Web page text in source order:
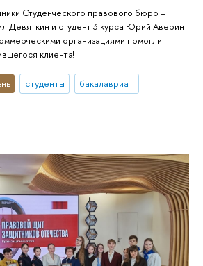
Студенческого правового бюро –
Девяткин и студент 3 курса Юрий Аверин
организациями помогли
клиента!
студенты бакалавриат